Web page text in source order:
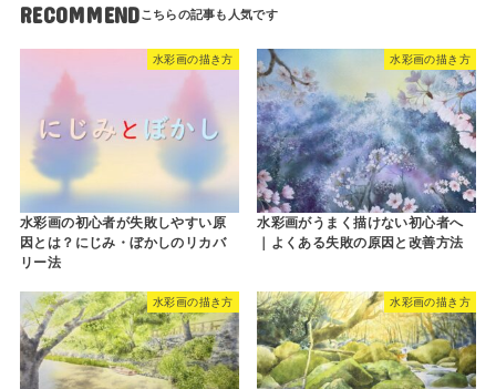
RECOMMEND
水彩画の描き方
水彩画の初心者が失敗しやすい原
因とは？にじみ・ぼかしのリカバ
リー法
水彩画の描き方
水彩画がうまく描けない初心者へ
｜よくある失敗の原因と改善方法
水彩画の描き方 水彩画の描き方